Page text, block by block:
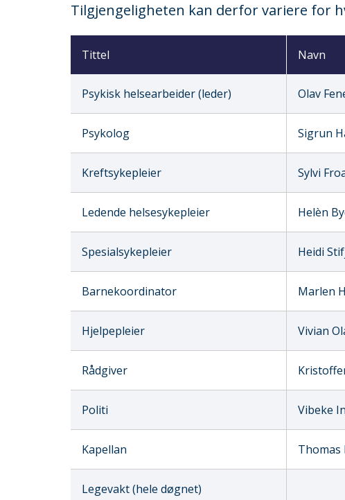
Tilgjengeligheten kan derfor variere for
Tittel Navn
Psykisk helsearbeider (leder) Olav
Psykolog Sigrun
Kreftsykepleier Sylvi
Ledende helsesykepleier Helèn
Spesialsykepleier Heidi
Barnekoordinator Marlen
Hjelpepleier Vivian
Rådgiver
Politi Vibeke
Kapellan Thomas
Legevakt (hele døgnet)